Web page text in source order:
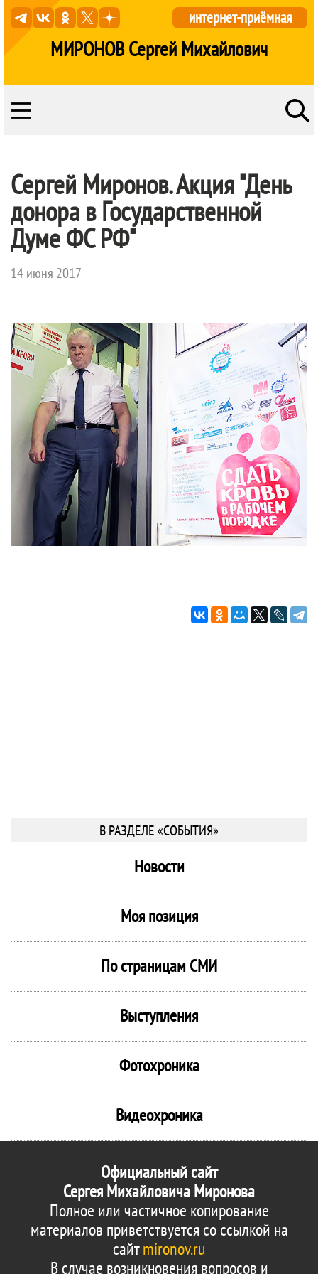
МИРОНОВ Сергей Михайлович
интернет-приёмная
Сергей Миронов. Акция "День
донора в Государственной
Думе ФС РФ"
14 июня 2017
В РАЗДЕЛЕ «СОБЫТИЯ»
Новости
Моя позиция
По страницам СМИ
Выступления
Фотохроника
Видеохроника
Официальный сайт
Сергея Михайловича Миронова
Полное или частичное копирование
материалов приветствуется со ссылкой на
сайтmironov.ru
В случае возникновения вопросов и